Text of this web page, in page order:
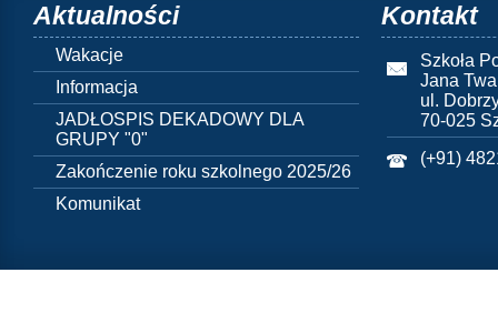
Aktualności
Wakacje
Informacja
JADŁOSPIS DEKADOWY DLA
GRUPY "0"
Zakończenie roku szkolnego 2025/26
Komunikat
Kontakt
Szkoła
Jana
ul.
70-025
(+91)